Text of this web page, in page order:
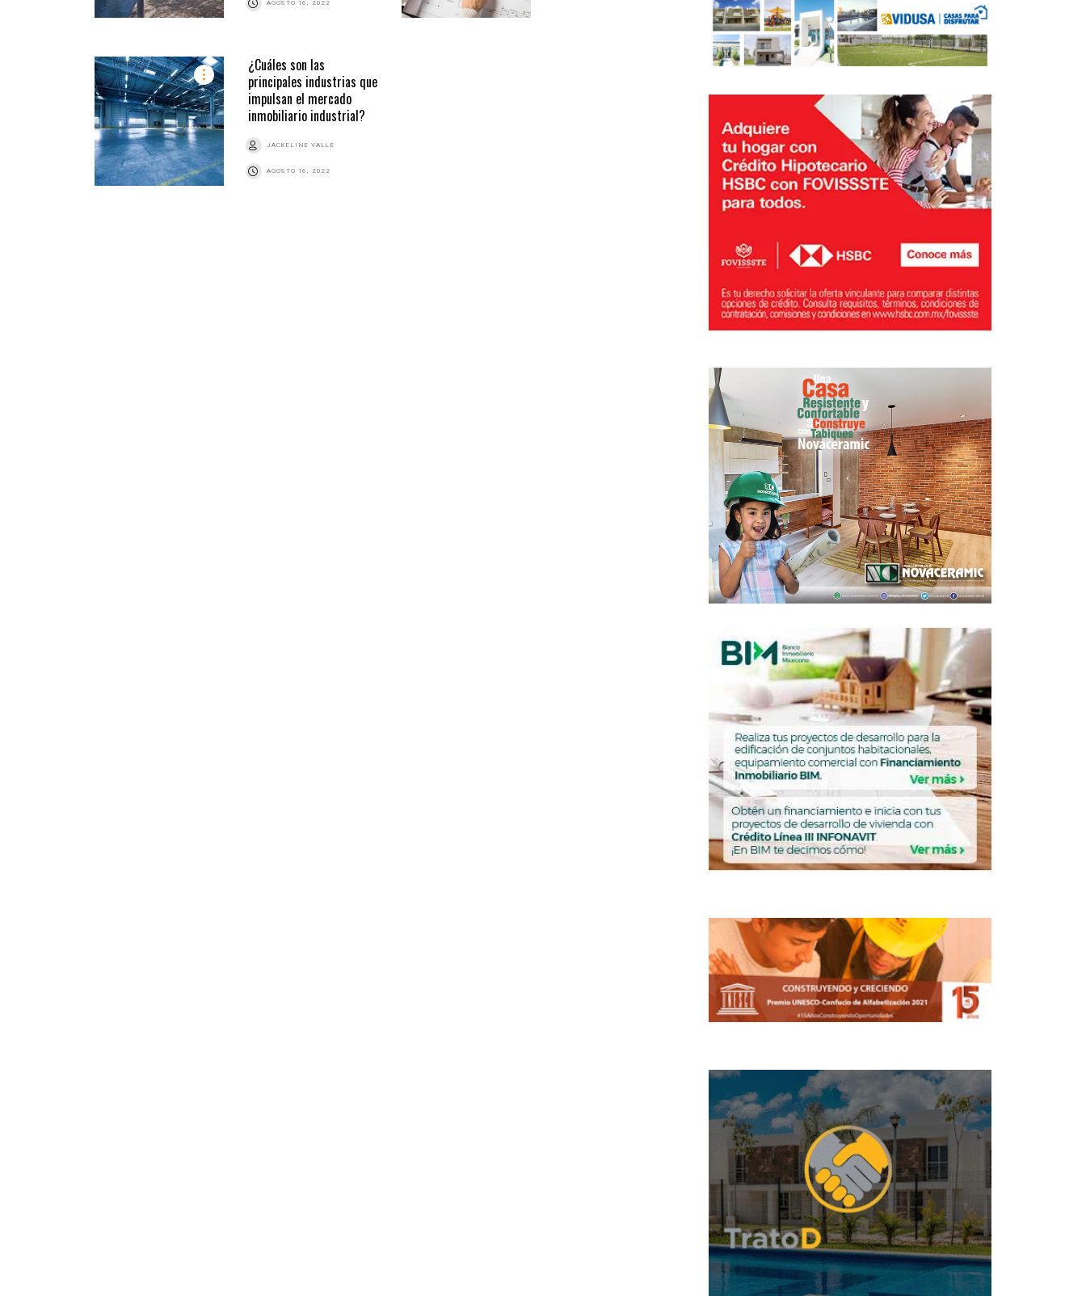
AGOSTO 16, 2022
¿Cuáles son las
principales industrias que
impulsan el mercado
inmobiliario industrial?
JACKELINE VALLE
AGOSTO 16, 2022